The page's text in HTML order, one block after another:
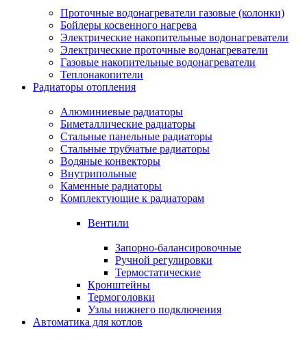
Проточные водонагреватели газовые (колонки)
Бойлеры косвенного нагрева
Электрические накопительные водонагреватели
Электрические проточные водонагреватели
Газовые накопительные водонагреватели
Теплонакопители
Радиаторы отопления
Алюминиевые радиаторы
Биметаллические радиаторы
Стальные панельные радиаторы
Стальные трубчатые радиаторы
Водяные конвекторы
Внутрипольные
Каменные радиаторы
Комплектующие к радиаторам
Вентили
Запорно-балансировочные
Ручной регулировки
Термостатические
Кронштейны
Термоголовки
Узлы нижнего подключения
Автоматика для котлов